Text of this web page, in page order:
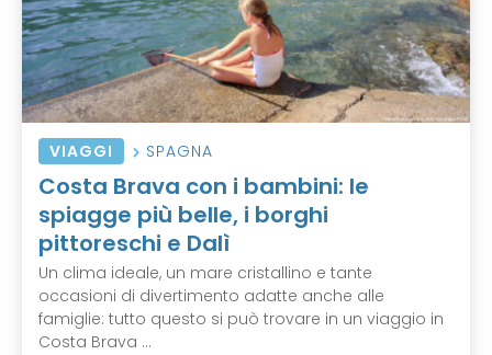
VIAGGI SPAGNA
Costa Brava con i bambini: le
spiagge più belle, i borghi
pittoreschi e Dalì
Un clima ideale, un mare cristallino e tante
occasioni di divertimento adatte anche alle
famiglie: tutto questo si può trovare in un viaggio in
Costa Brava ...